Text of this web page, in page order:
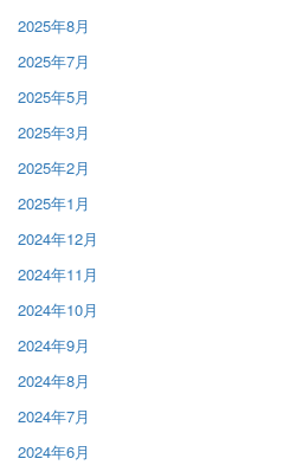
2025年8月
2025年7月
2025年5月
2025年3月
2025年2月
2025年1月
2024年12月
2024年11月
2024年10月
2024年9月
2024年8月
2024年7月
2024年6月